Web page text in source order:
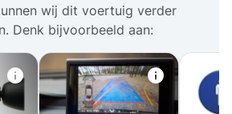
wij dit voertuig verder
Denk bijvoorbeeld aan: